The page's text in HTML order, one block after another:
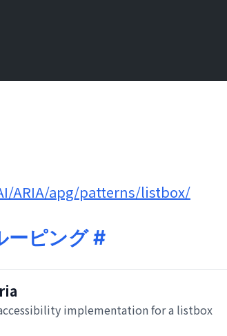
ARIA/apg/patterns/listbox/
ーピング#
implementation for a listbox